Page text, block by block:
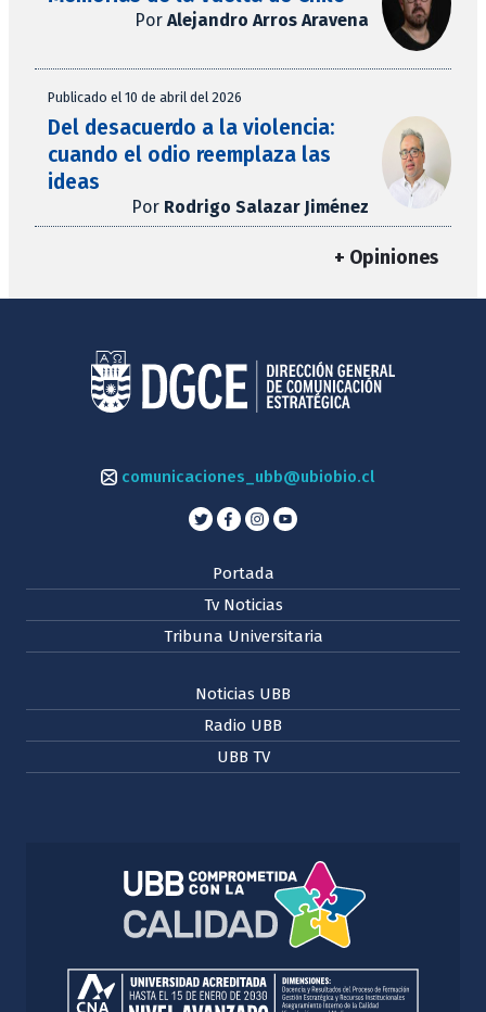
Por Alejandro Arros Aravena
Publicado el 10 de abril del 2026
Del desacuerdo a la violencia:
cuando el odio reemplaza las
ideas
Por Rodrigo Salazar Jiménez
+ Opiniones
comunicaciones_ubb@ubiobio.cl
Portada
Tv Noticias
Tribuna Universitaria
Noticias UBB
Radio UBB
UBB TV